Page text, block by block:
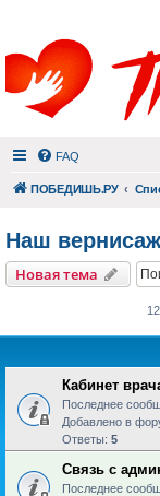
FAQ
ПОБЕДИШЬ.РУ
Наш вернисаж
Новая тема
Кабинет
Последнее
Добавлено в
Ответы: 5
Связь с
Последнее